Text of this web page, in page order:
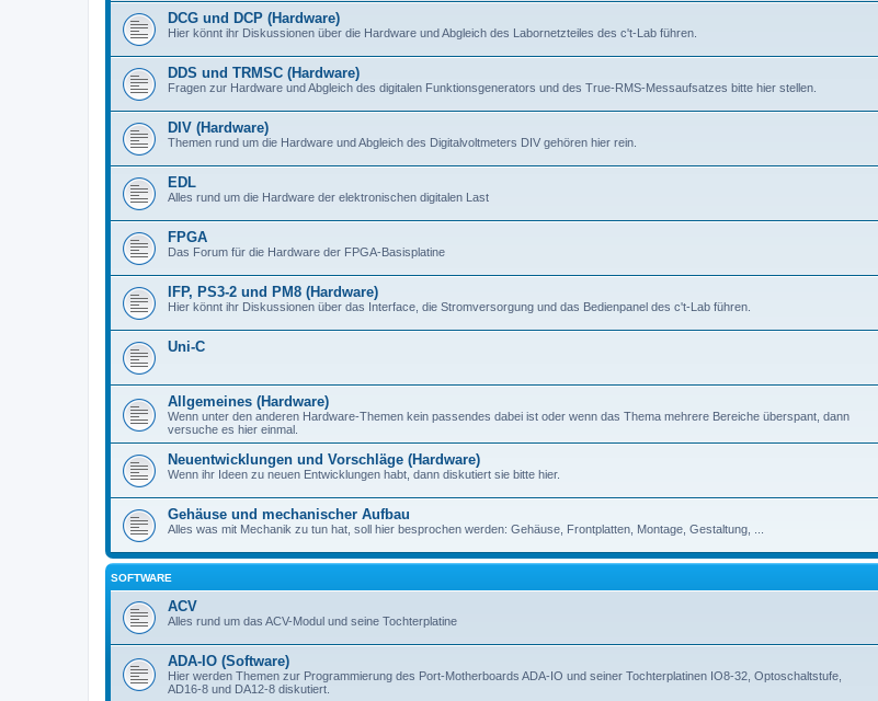
DCG und DCP (Hardware)
Hier könnt ihr Diskussionen über die Hardware und Abgleich des Labornetzteiles des c't-Lab führen.
DDS und TRMSC (Hardware)
Fragen zur Hardware und Abgleich des digitalen Funktionsgenerators und des True-RMS-Messaufsatzes bitte hier stellen.
DIV (Hardware)
Themen rund um die Hardware und Abgleich des Digitalvoltmeters DIV gehören hier rein.
EDL
Alles rund um die Hardware der elektronischen digitalen Last
FPGA
Das Forum für die Hardware der FPGA-Basisplatine
IFP, PS3-2 und PM8 (Hardware)
Hier könnt ihr Diskussionen über das Interface, die Stromversorgung und das Bedienpanel des c't-Lab führen.
Uni-C
Allgemeines (Hardware)
Wenn unter den anderen Hardware-Themen kein passendes dabei ist oder wenn das Thema mehrere Bereiche überspant, dann
versuche es hier einmal.
Neuentwicklungen und Vorschläge (Hardware)
Wenn ihr Ideen zu neuen Entwicklungen habt, dann diskutiert sie bitte hier.
Gehäuse und mechanischer Aufbau
Alles was mit Mechanik zu tun hat, soll hier besprochen werden: Gehäuse, Frontplatten, Montage, Gestaltung, ...
SOFTWARE
ACV
Alles rund um das ACV-Modul und seine Tochterplatine
ADA-IO (Software)
Hier werden Themen zur Programmierung des Port-Motherboards ADA-IO und seiner Tochterplatinen IO8-32, Optoschaltstufe,
AD16-8 und DA12-8 diskutiert.